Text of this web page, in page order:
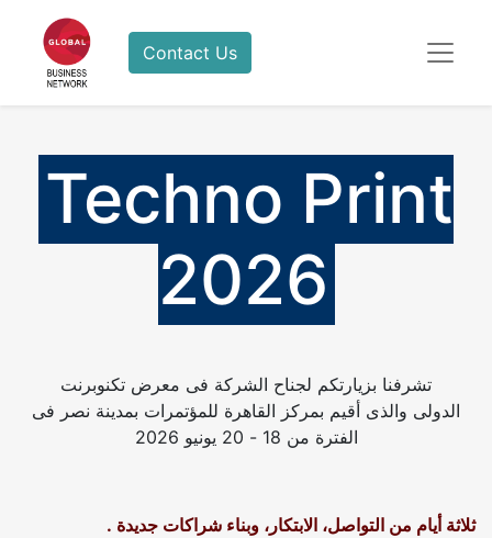
Contact Us
Techno Print
2026​
تشرفنا بزيارتكم لجناح الشركة فى معرض تكنوبرنت
الدولى والذى أقيم بمركز القاهرة للمؤتمرات بمدينة نصر فى
الفترة من 18 - 20 يونيو 2026
. ثلاثة أيام من التواصل، الابتكار، وبناء شراكات جديدة